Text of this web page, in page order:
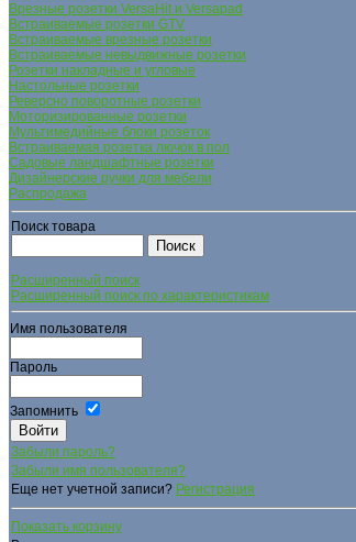
Врезные розетки VersaHit и Versapad
Встраиваемые розетки GTV
Встраиваемые врезные розетки
Встраиваемые невыдвижные розетки
Розетки накладные и угловые
Настольные розетки
Реверсно поворотные розетки
Моторизированные розетки
Мультимедийные блоки розеток
Встраиваемая розетка лючок в пол
Садовые ландшафтные розетки
Дизайнерские ручки для мебели
Распродажа
Поиск товара
Расширенный поиск
Расширенный поиск по характеристикам
Имя пользователя
Пароль
Запомнить
Забыли пароль?
Забыли имя пользователя?
Еще нет учетной записи? Регистрация
Показать корзину